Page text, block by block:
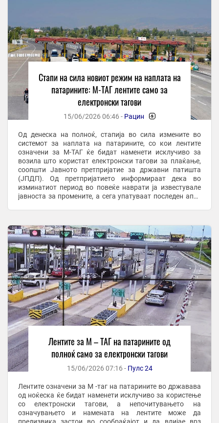
Стапи на сила новиот режим на наплата на
патарините: М-ТАГ лентите само за
електронски тагови
15/06/2026 06:46 - Рацин -
Од денеска на полноќ, стапија во сила измените во
системот за наплата на патарините, со кои лентите
означени за М-ТАГ ќе бидат наменети исклучиво за
возила што користат електронски тагови за плаќање,
соопшти Јавното претпријатие за државни патишта
(ЈПДП). Од претпријатието информираат дека во
изминатиот период во повеќе наврати ја известувале
јавноста за промените, а сега упатуваат последен апел
Лентите за М – ТАГ на патарините од
полноќ само за електронски тагови
15/06/2026 07:16 - Пулс 24
Лентите означени за M -таг на патарините во државава
од ноќеска ќе бидат наменети исклучиво за користење
со електронски тагови, а непочитувањето на
означувањето и намената на лентите може да